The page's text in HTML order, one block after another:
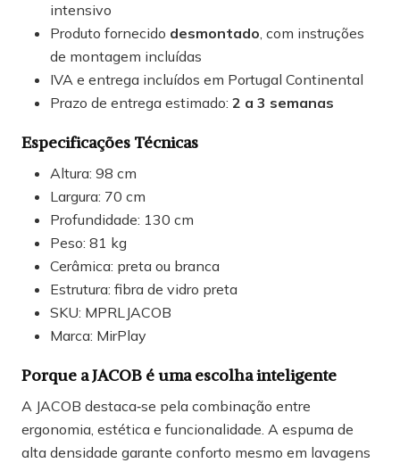
intensivo
Produto fornecido desmontado, com instruções
de montagem incluídas
IVA e entrega incluídos em Portugal Continental
Prazo de entrega estimado: 2 a 3 semanas
Especificações Técnicas
Altura: 98 cm
Largura: 70 cm
Profundidade: 130 cm
Peso: 81 kg
Cerâmica: preta ou branca
Estrutura: fibra de vidro preta
SKU: MPRLJACOB
Marca: MirPlay
Porque a JACOB é uma escolha inteligente
A JACOB destaca‑se pela combinação entre
ergonomia, estética e funcionalidade. A espuma de
alta densidade garante conforto mesmo em lavagens